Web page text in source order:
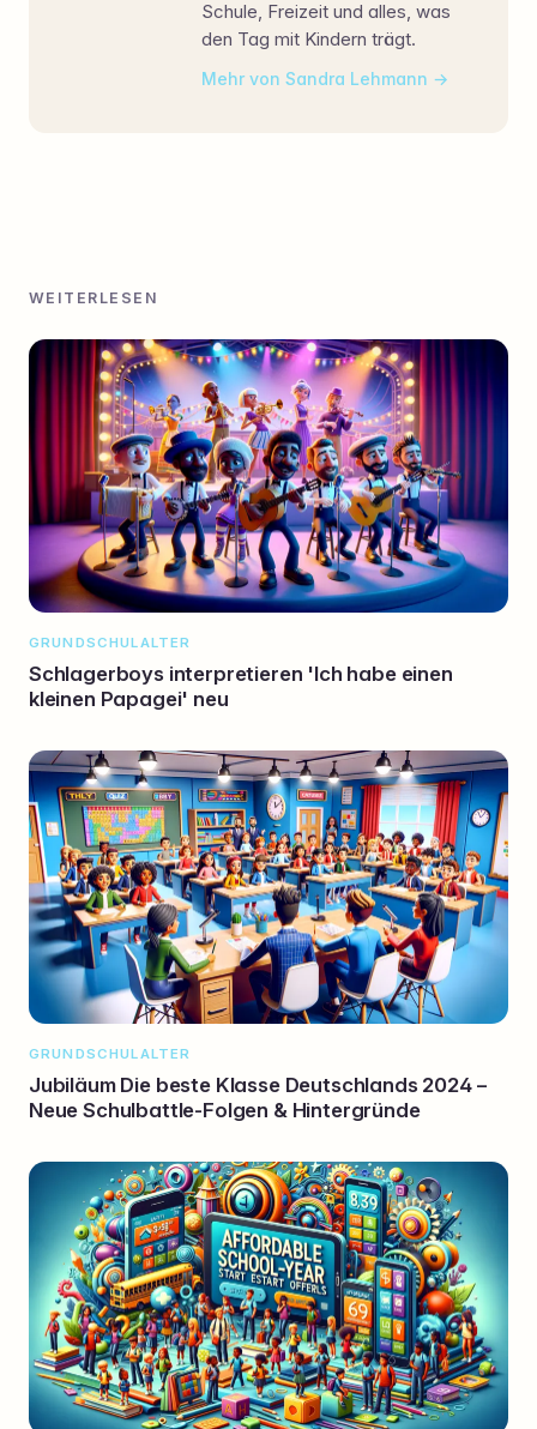
Schule, Freizeit und alles, was
den Tag mit Kindern trägt.
Mehr von Sandra Lehmann
WEITERLESEN
GRUNDSCHULALTER
Schlagerboys interpretieren 'Ich habe einen
kleinen Papagei' neu
GRUNDSCHULALTER
Jubiläum Die beste Klasse Deutschlands 2024 –
Neue Schulbattle-Folgen & Hintergründe